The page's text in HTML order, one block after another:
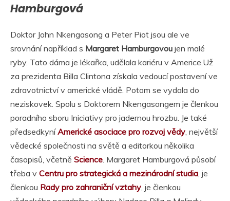
Hamburgová
Doktor John Nkengasong a Peter Piot jsou ale ve
srovnání například s Margaret Hamburgovou jen malé
ryby. Tato dáma je lékařka, udělala kariéru v Americe.Už
za prezidenta Billa Clintona získala vedoucí postavení ve
zdravotnictví v americké vládě. Potom se vydala do
neziskovek. Spolu s Doktorem Nkengasongem je členkou
poradního sboru Iniciativy pro jadernou hrozbu. Je také
předsedkyníAmerické asociace pro rozvoj vědy, největší
vědecké společnosti na světě a editorkou několika
časopisů, včetně Science. Margaret Hamburgová působí
třeba v Centru pro strategická a mezinárodní studia, je
členkou Rady pro zahraniční vztahy, je členkou